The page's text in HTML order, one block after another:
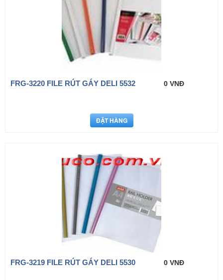
FRG-3220 FILE RÚT GÁY DELI 5532 0 VNĐ
FRG-3219 FILE RÚT GÁY DELI 5530 0 VNĐ